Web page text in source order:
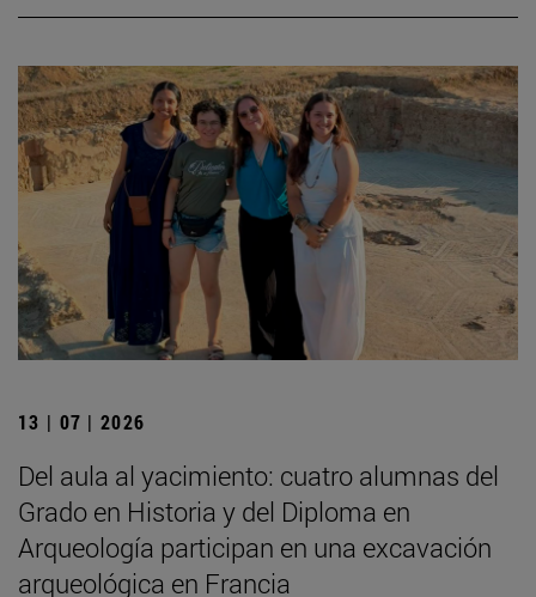
13 | 07 | 2026
Del aula al yacimiento: cuatro alumnas del
Grado en Historia y del Diploma en
Arqueología participan en una excavación
arqueológica en Francia